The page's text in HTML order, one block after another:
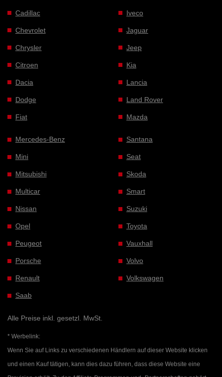
Cadillac
Chevrolet
Chrysler
Citroen
Dacia
Dodge
Fiat
Iveco
Jaguar
Jeep
Kia
Lancia
Land Rover
Mazda
Mercedes-Benz
Mini
Mitsubishi
Multicar
Nissan
Opel
Peugeot
Porsche
Renault
Saab
Santana
Seat
Skoda
Smart
Suzuki
Toyota
Vauxhall
Volvo
Volkswagen
Alle Preise inkl. gesetzl. MwSt.
* Werbelink:
Wenn Sie auf Links zu verschiedenen Händlern auf dieser Website klicken
und einen Kauf tätigen, kann dies dazu führen, dass diese Website eine